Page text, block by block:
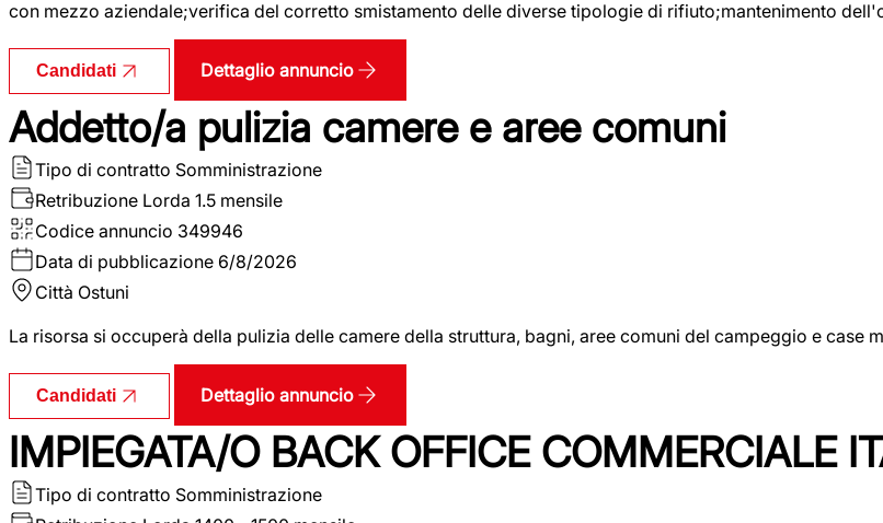
con mezzo aziendale;verifica del corretto smistamento delle diverse tipologie di rifiuto;mantenimento
Candidati Dettaglio annuncio
Addetto/a pulizia camere e aree comuni
Tipo di contratto Somministrazione
Retribuzione Lorda 1.5 mensile
Codice annuncio 349946
Data di pubblicazione 6/8/2026
Città Ostuni
La risorsa si occuperà della pulizia delle camere della struttura, bagni, aree comuni del campeggio e case
Candidati Dettaglio annuncio
IMPIEGATA/O BACK OFFICE COMMERCIALE
Tipo di contratto Somministrazione